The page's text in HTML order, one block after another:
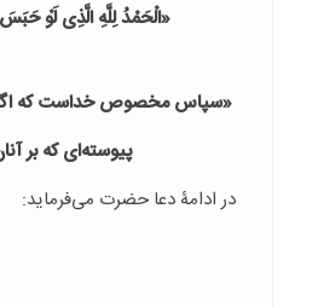
«الْحَمْدُ لِلَّهِ الَّذِی لَوْ
«سپاس مخصوص خداست که اگر
پیوسته‌ای که بر
در ادامۀ دعا حضرت می‌‌فرماید: